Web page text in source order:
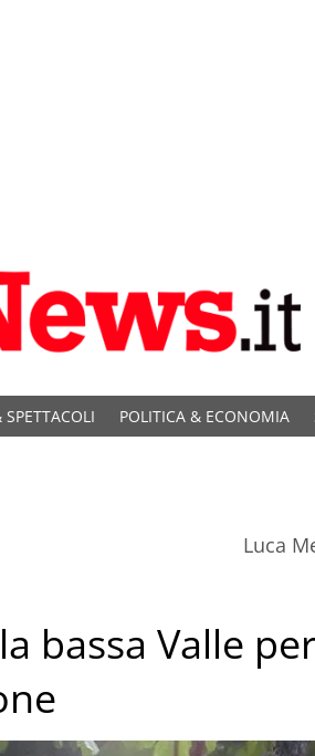
POLITICA & ECONOMIA
Luca
bassa Valle